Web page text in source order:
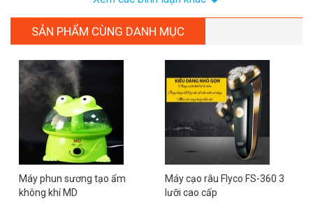
SẢN PHẨM CÙNG DANH MỤC
Máy phun sương tạo ẩm
không khí MD
Máy cạo râu Flyco FS-360 3
lưỡi cao cấp